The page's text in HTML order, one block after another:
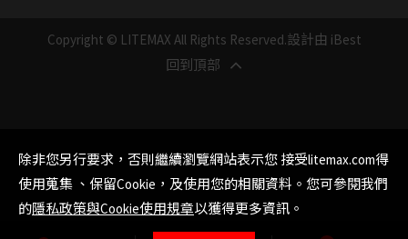
Copyright © LITEMAX All Rights Reserved.設計由 iBest
回到頂部
除非您另行要求，否則繼續瀏覽網站表示您 接受litemax.com得
使用蒐集 、保留Cookie，及使用您的相關資料。您可參閱我們
的隱私政策與Cookie使用規章以獲得更多資訊。